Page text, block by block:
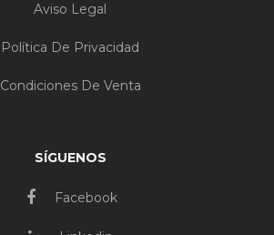
Aviso Legal
Política De Privacidad
Condiciones De Venta
SÍGUENOS
Facebook